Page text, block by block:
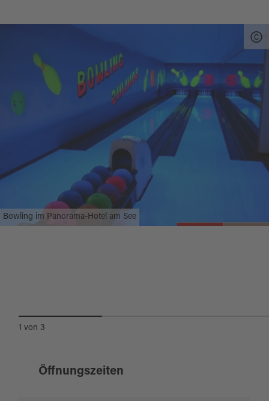
Bowling im Panorama-Hotel am See
1 von 3
Öffnungszeiten